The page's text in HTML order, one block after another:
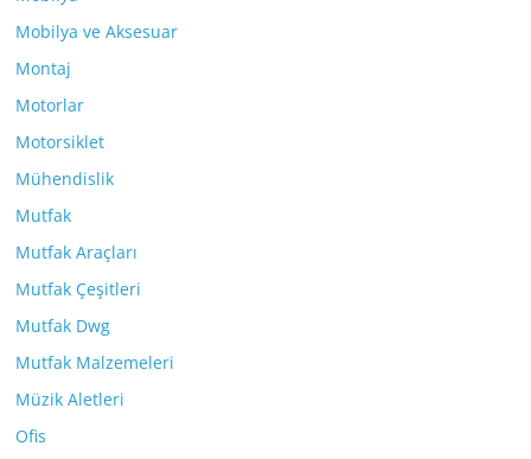
Mobilya ve Aksesuar
Montaj
Motorlar
Motorsiklet
Mühendislik
Mutfak
Mutfak Araçları
Mutfak Çeşitleri
Mutfak Dwg
Mutfak Malzemeleri
Müzik Aletleri
Ofis